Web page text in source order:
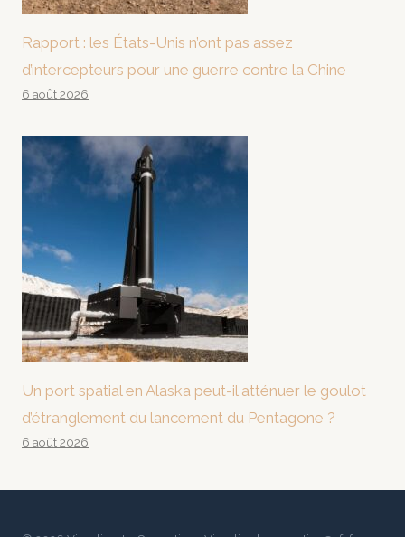
Rapport : les États-Unis n’ont pas assez
d’intercepteurs pour une guerre contre la Chine
6 août 2026
Un port spatial en Alaska peut-il atténuer le goulot
d’étranglement du lancement du Pentagone ?
6 août 2026